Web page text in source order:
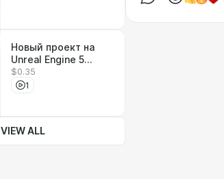
Новый проект на
Unreal Engine 5
Второй выпуск
$0.35
1
VIEW ALL